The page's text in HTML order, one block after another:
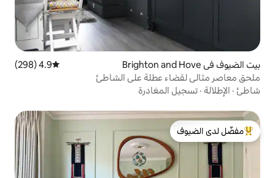
متوسط التقييم 4.9 من 5، 298 مراجعات
4.9 (298)
عطلة على الشاطئ
الضيوف